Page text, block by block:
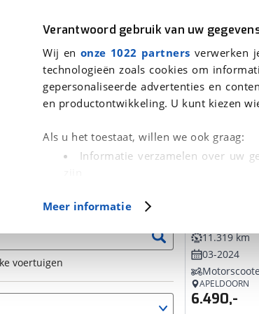
Verantwoord gebruik van uw
Wij en onze 1022 partners verwerken
technologieën zoals cookies om
gepersonaliseerde advertenties en
en productontwikkeling. U kunt kiezen
Als u het toestaat, willen we ook graag:
Informatie verzamelen over uw
(fingerprinting)
in. U kunt uw
Cookieverklaring.
Met cookies en vergelijkbare
Functionele cookies zorgen ervoor dat
Meer informatie
Auto Fiets Motor
motoren voor je gevonden
voertuigen
11.319 km
03-2024
APELDOORN
6.490,-